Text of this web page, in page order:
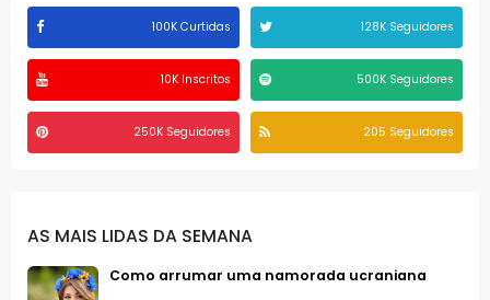
100K Curtidas 128K Seguidores
10K Inscritos 500K Seguidores
250K Seguidores 205 Seguidores
AS MAIS LIDAS DA SEMANA
Como arrumar uma namorada ucraniana